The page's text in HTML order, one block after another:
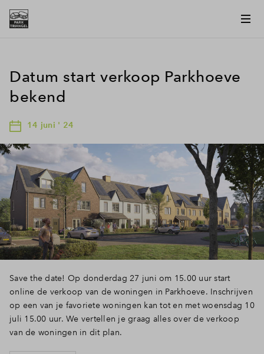
Datum start verkoop Parkhoeve
bekend
14 juni ' 24
Save the date! Op donderdag 27 juni om 15.00 uur start
online de verkoop van de woningen in Parkhoeve. Inschrijven
op een van je favoriete woningen kan tot en met woensdag 10
juli 15.00 uur. We vertellen je graag alles over de verkoop
van de woningen in dit plan.